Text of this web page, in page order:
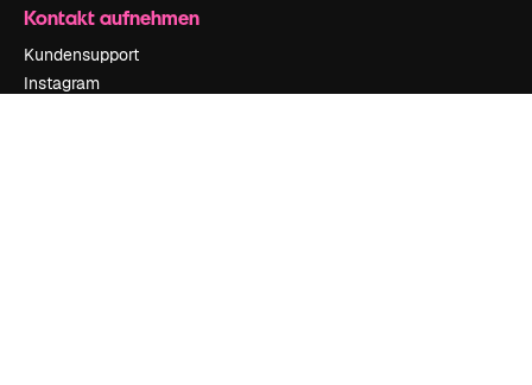
Kontakt aufnehmen
Kundensupport
Instagram